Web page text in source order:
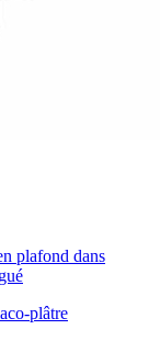
plafond dans
plâtre